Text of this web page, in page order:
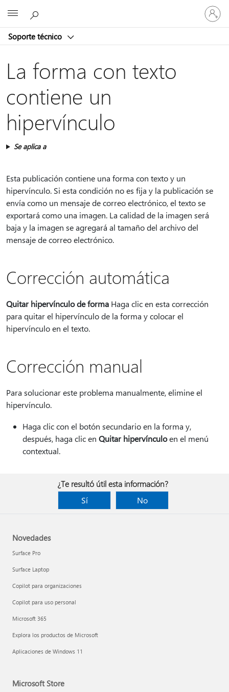
Soporte técnico
Iniciar
sesión
en
cuenta
La forma con texto
contiene un
hipervínculo
Se aplica a
Esta publicación contiene una forma con texto y un
hipervínculo. Si esta condición no es fija y la publicación se
envía como un mensaje de correo electrónico, el texto se
exportará como una imagen. La calidad de la imagen será
baja y la imagen se agregará al tamaño del archivo del
mensaje de correo electrónico.
Corrección automática
Quitar hipervínculo de forma Haga clic en esta corrección
para quitar el hipervínculo de la forma y colocar el
hipervínculo en el texto.
Corrección manual
Para solucionar este problema manualmente, elimine el
hipervínculo.
Haga clic con el botón secundario en la forma y,
después, haga clic en Quitar hipervínculoen el menú
contextual.
¿Te resultó útil esta información?
Sí
No
Novedades
Surface Pro
Surface Laptop
Copilot para organizaciones
Copilot para uso personal
Microsoft 365
Explora los productos de Microsoft
Aplicaciones de Windows 11
Microsoft Store